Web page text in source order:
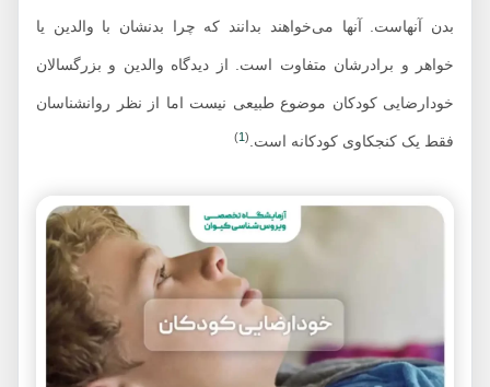
بدن آنهاست. آنها می‌خواهند بدانند که چرا بدنشان با والدین یا
خواهر و برادرشان متفاوت است. از دیدگاه والدین و بزرگسالان
خودارضایی کودکان موضوع طبیعی نیست اما از نظر روانشناسان
فقط یک کنجکاوی کودکانه است.